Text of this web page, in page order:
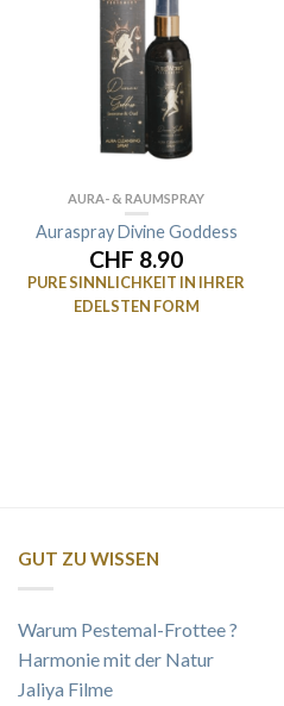
AURA- & RAUMSPRAY
Auraspray Divine Goddess
CHF 8.90
PURE SINNLICHKEIT IN IHRER
EDELSTEN FORM
GUT ZU WISSEN
Warum Pestemal-Frottee ?
Harmonie mit der Natur
Jaliya Filme